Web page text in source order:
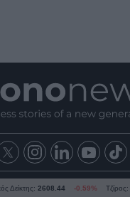
Δείκτης: 2608.44 -0.59% Τζίρος: